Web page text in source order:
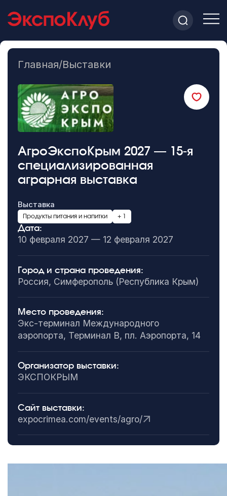
Главная/Выставки
АгроЭкспоКрым 2027 — 15-я
специализированная
аграрная выставка
Выставка
Продукты питания и напитки + 1
Дата:
10 февраля 2027 — 12 февраля 2027
Город и страна проведения:
Россия, Симферополь (Республика Крым)
Место проведения:
Экс-терминал Международного
аэропорта, Терминал B, пл. Аэропорта, 14
Организатор выставки:
ЭКСПОКРЫМ
Сайт выставки:
expocrimea.com/events/agro/